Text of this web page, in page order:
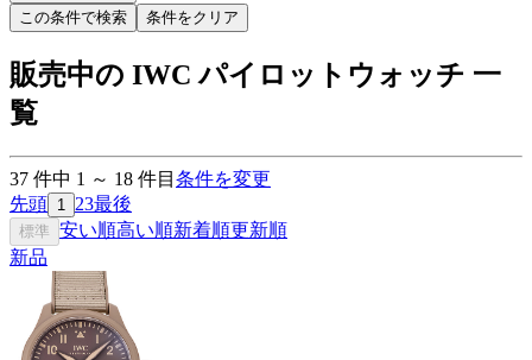
この条件で検索
条件をクリア
販売中の IWC パイロットウォッチ 一
覧
37 件中 1 ～ 18 件目 条件を変更
先頭 1 23最後
標準 安い順高い順新着順更新順
新品